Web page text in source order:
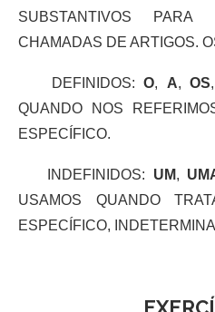
SUBSTANTIVOS PARA
CHAMADAS DE ARTIGOS.
DEFINIDOS:O, A, OS,
QUANDO NOS
ESPECÍFICO.
INDEFINIDOS: UM,
USAMOS QUANDO
ESPECÍFICO,